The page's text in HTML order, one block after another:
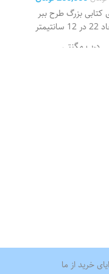
کتابی بزرگ طرح ببر
درب مگنتی
روزهای کودکی والدین
است.
خرید از ما